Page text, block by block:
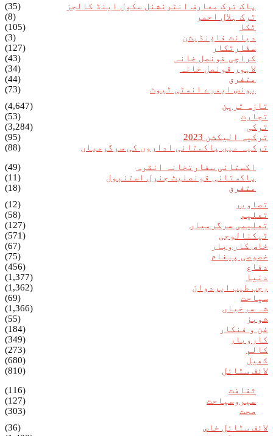
پاک ترک معارف انٹرنشنل سکول اینڈ کالجز
(35)
ترک ہلال احمر
(8)
ٹکا
(105)
دیانت فاؤنڈیشن
(3)
سفارتکار
(127)
کراچی قونصل خانہ
(43)
لاہور قونصل خانہ
(34)
متفرق
(44)
یونس ایمرے انسٹی ٹیوٹ
(73)
تازہ ترین
(4,647)
تجارت
(53)
ترکی
(3,284)
ترکیہ الیکشن 2023
(95)
ترکیہ میں پاکستانی اداروں کی سرگرمیاں
(88)
اکستانی سفارتخانہ انقرہ
(49)
پاکستانی قونصلیٹ جنرل استنبول
(11)
متفرق
(18)
تصاویر
(12)
تعلیم
(58)
تعلیمی سرگرمیاں
(127)
ٹیکنالوجی
(571)
خاص کاروبار
(67)
خصوصی پیغام
(75)
دفاع
(456)
دنیا
(1,377)
رجب طیب ایردوان
(1,362)
سیاحت
(69)
شہ سرخیاں
(1,366)
شوبز
(55)
فن و فنکار
(184)
کاروبار
(349)
کالم
(273)
کھیل
(680)
لائف سٹائل
(810)
ثقافت
(116)
سیروسیاحت
(127)
صحت
(303)
لائف سٹائل خاص
(36)